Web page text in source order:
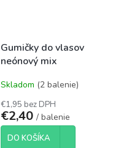
Gumičky do vlasov
neónový mix
Skladom (2 balenie)
€1,95 bez DPH
€2,40 / balenie
DO KOŠÍKA